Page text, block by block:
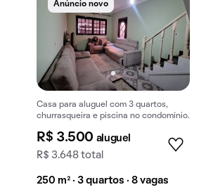
Anúncio novo
Casa para aluguel com 3 quartos,
churrasqueira e piscina no condomínio.
R$ 3.500 aluguel
R$ 3.648 total
250 m² · 3 quartos · 8 vagas